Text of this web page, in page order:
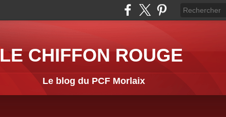
LE CHIFFON ROUGE
Le blog du PCF Morlaix